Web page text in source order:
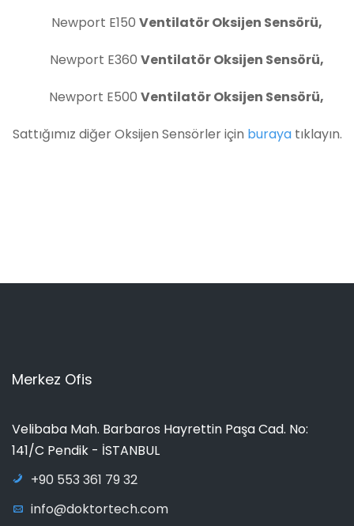
Newport E150 Ventilatör Oksijen Sensörü,
Newport E360 Ventilatör Oksijen Sensörü,
Newport E500 Ventilatör Oksijen Sensörü,
Sattığımız diğer Oksijen Sensörler için buraya tıklayın.
Merkez Ofis
Velibaba Mah. Barbaros Hayrettin Paşa Cad. No:
141/C Pendik - İSTANBUL
+90 553 361 79 32
info@doktortech.com